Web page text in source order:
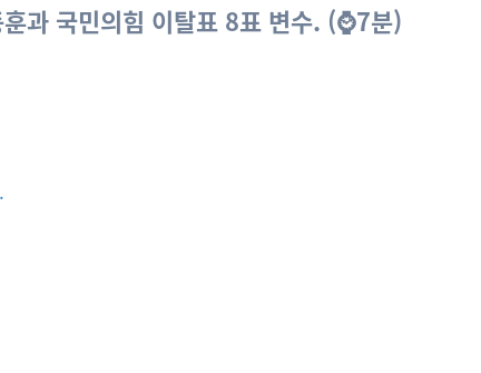
과 국민의힘 이탈표 8표 변수. (⌚7분)